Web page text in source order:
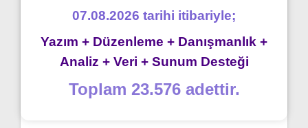
07.08.2026 tarihi itibariyle;
Yazım + Düzenleme + Danışmanlık +
Analiz + Veri + Sunum Desteği
Toplam 23.576 adettir.